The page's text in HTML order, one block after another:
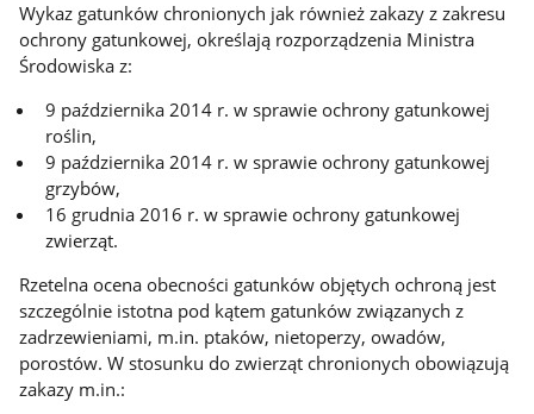
Wykaz gatunków chronionych jak również zakazy z zakresu
ochrony gatunkowej, określają rozporządzenia Ministra
Środowiska z:
9 października 2014 r. w sprawie ochrony gatunkowej
roślin,
9 października 2014 r. w sprawie ochrony gatunkowej
grzybów,
16 grudnia 2016 r. w sprawie ochrony gatunkowej
zwierząt.
Rzetelna ocena obecności gatunków objętych ochroną jest
szczególnie istotna pod kątem gatunków związanych z
zadrzewieniami, m.in. ptaków, nietoperzy, owadów,
porostów. W stosunku do zwierząt chronionych obowiązują
zakazy m.in.: